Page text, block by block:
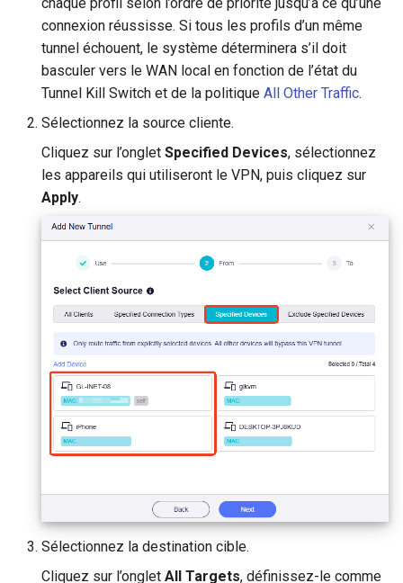
chaque profil selon l’ordre de priorité jusqu’à ce qu’une
connexion réussisse. Si tous les profils d’un même
tunnel échouent, le système déterminera s’il doit
basculer vers le WAN local en fonction de l’état du
Tunnel Kill Switch et de la politique All Other Traffic.
Sélectionnez la source cliente.
Cliquez sur l’onglet Specified Devices, sélectionnez
les appareils qui utiliseront le VPN, puis cliquez sur
Apply.
Sélectionnez la destination cible.
Cliquez sur l’onglet All Targets, définissez-le comme